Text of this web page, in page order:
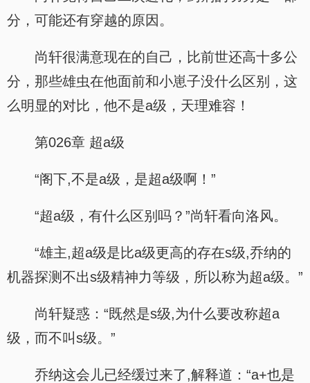
分，可能还有穿越的原因。
尚轩很满意现在的自己，比前世还高十多公
分，那些雄虫在他面前和小崽子没什么区别，这
么明显的对比，他不是a级，天理难容！
第026章 超a级
“阁下,不是a级，是超a级啊！”
“超a级，有什么区别吗？”尚轩看向洛风。
“雄主,超a级是比a级更高的存在s级,乔纳的
机器探测不出s级精神力等级，所以称为超a级。”
尚轩疑惑：“既然是s级,为什么要改称超a
级，而不叫s级。”
乔纳这会儿已经缓过来了,解释道：“a+也是